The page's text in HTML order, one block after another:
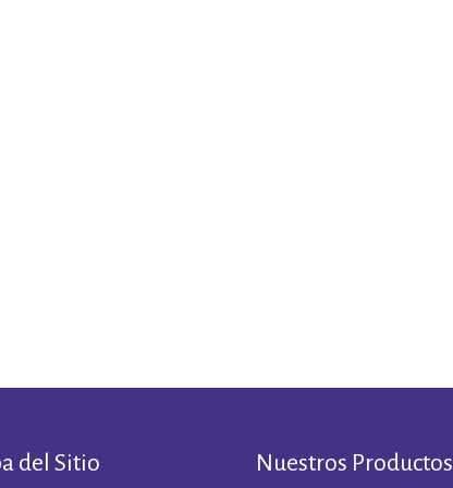
del Sitio Nuestros Productos